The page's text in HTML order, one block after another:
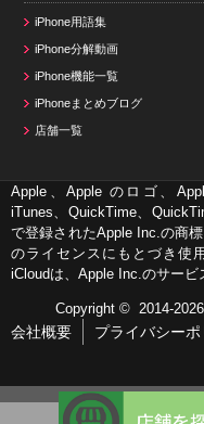
iPhone用語集
iPhone分解動画
iPhone機能一覧
iPhoneまとめブログ
店舗一覧
Apple、Apple のロゴ、
iTunes、QuickTime、
で登録されたApple Inc.の商
のライセンスにもとづき使
iCloudは、Apple Inc.のサービ
Copyright © 2014-2026
会社概要 プライバシーポ